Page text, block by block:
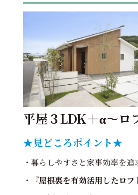
平屋３LDK＋α～ロ
★見どころポイント★
・暮らしやすさと家事効率を追
・
『屋根裏を有効活用したロフ